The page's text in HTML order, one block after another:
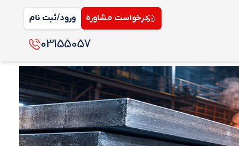
درخواست مشاوره ورود/ثبت نام
03155057